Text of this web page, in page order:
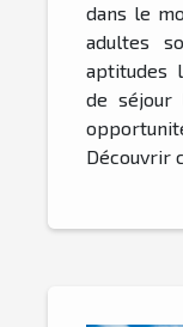
dans le
adultes
aptitudes
de séjour
Découvrir